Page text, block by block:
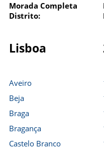
Morada Completa
Distrito:
Lisboa
Aveiro
Beja
Braga
Bragança
Castelo Branco